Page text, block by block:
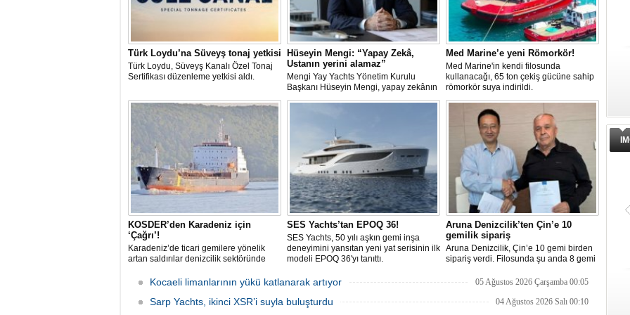
Türk Loydu’na Süveyş tonaj yetkisi
Türk Loydu, Süveyş Kanalı Özel Tonaj
Sertifikası düzenleme yetkisi aldı.
Hüseyin Mengi: “Yapay Zekâ,
Ustanın yerini alamaz”
Mengi Yay Yachts Yönetim Kurulu
Başkanı Hüseyin Mengi, yapay zekânın
yat üretimindeki kullanım sınırını, kişiye
sistemlerinin ekonomisini CNN Türk'te
yayınlanan Özel Sektör programında
anlattı.
Med Marine’e yeni Römorkör!
Med Marine'in kendi filosunda
kullanacağı, 65 ton çekiş gücüne sahip
römorkör suya indirildi.
KOSDER’den Karadeniz için
‘Çağrı’!
Karadeniz’de ticari gemilere yönelik
artan saldırılar denizcilik sektöründe
Armatörleri ve İşletmecileri Derneği
(KOSDER), kamu otoritelerine güvenli
deniz koridorlarının oluşturulması
SES Yachts’tan EPOQ 36!
SES Yachts, 50 yılı aşkın gemi inşa
deneyimini yansıtan yeni yat serisinin ilk
modeli EPOQ 36'yı tanıttı.
Aruna Denizcilik’ten Çin’e 10
gemilik sipariş
Aruna Denizcilik, Çin’e 10 gemi birden
sipariş verdi. Filosunda şu anda 8 gemi
350 milyon dolar ödeyecek.
Kocaeli limanlarının yükü katlanarak artıyor 05 Ağustos 2026 Çarşamba 00:05
Sarp Yachts, ikinci XSR’i suyla buluşturdu 04 Ağustos 2026 Salı 00:10